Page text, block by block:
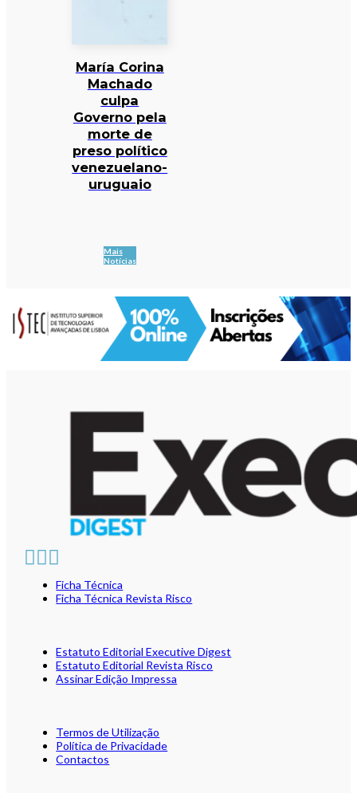
María Corina
Machado
culpa
Governo pela
morte de
preso político
venezuelano-
uruguaio
Mais
Notícias
Ficha Técnica
Ficha Técnica Revista Risco
Estatuto Editorial Executive Digest
Estatuto Editorial Revista Risco
Assinar Edição Impressa
Termos de Utilização
Política de Privacidade
Contactos